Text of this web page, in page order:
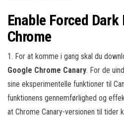
Enable Forced
Chrome
1. For at komme i gang skal du
Google Chrome Canary. For de
sine eksperimentelle funktioner til
funktionens gennemførlighed og
at Chrome Canary-versionen til tider